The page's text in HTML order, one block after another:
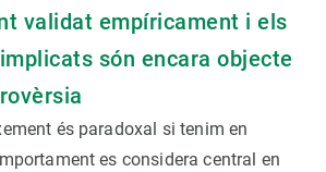
validat empíricament i els
són encara objecte
és paradoxal si tenim en
es considera central en